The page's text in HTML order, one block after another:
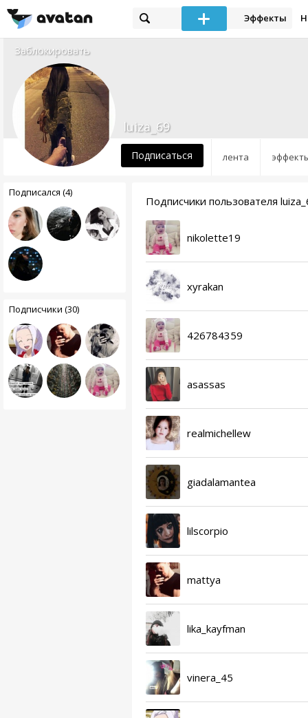
Эффекты
Заблокировать
лента
luiza_69
Подписаться
Подписался (4)
Подписчики (30)
Подписчики пользователя
nikolette19
xyrakan
426784359
asassas
realmichellew
giadalamantea
lilscorpio
mattya
lika_kayfman
vinera_45